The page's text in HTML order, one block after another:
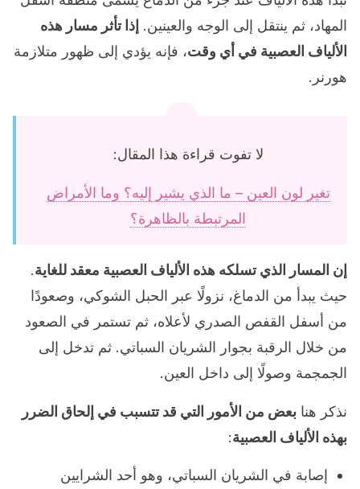
المهاد، ثم ينتقل إلى الوجه والعينين. إذا تأثر مسار هذه
الألياف العصبية في أي وقت، فإنه يؤدي إلى ظهور متلازمة
هورنر.
لا تفوت قراءة هذا المقال:
تغير لون العين – ما الذي يشير إليه؟ وما الأمراض
المرتبطة بالظاهرة؟
إن المسار الذي تسلكه هذه الألياف العصبية معقد للغاية.
حيث يبدأ من الدماغ، نزولًا عبر الحبل الشوكي، وصعودًا
من أسفل القفص الصدري لأعلاه، ثم تستمر في الصعود
من خلال الرقبة بجوار الشريان السباتي. ثم تدخل إلى
الجمجمة وصولًا إلى داخل العين.
نذكر هنا بعض من الأمور التي قد تتسبب في إلحاق الضرر
بهذه الألياف العصبية:
إصابة في الشريان السباتي، وهو أحد الشرايين